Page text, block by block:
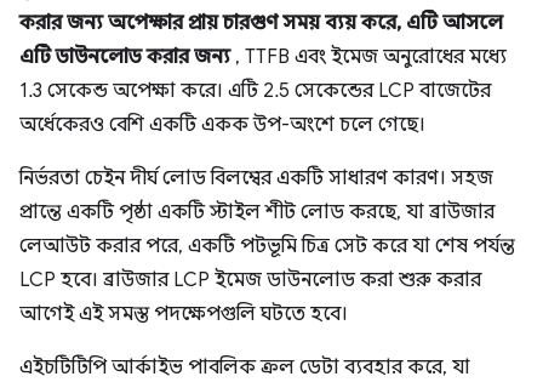
করার জন্য অপেক্ষার প্রায় চারগুণ সময় ব্যয় করে, এটি আসলে
এটি ডাউনলোড করার জন্য, TTFB এবং ইমেজ অনুরোধের মধ্যে
1.3 সেকেন্ড অপেক্ষা করে। এটি 2.5 সেকেন্ডের LCP বাজেটের
অর্ধেকেরও বেশি একটি একক উপ-অংশে চলে গেছে।
নির্ভরতা চেইন দীর্ঘ লোড বিলম্বের একটি সাধারণ কারণ। সহজ
প্রান্তে একটি পৃষ্ঠা একটি স্টাইল শীট লোড করছে, যা ব্রাউজার
লেআউট করার পরে, একটি পটভূমি চিত্র সেট করে যা শেষ পর্যন্ত
LCP হবে। ব্রাউজার LCP ইমেজ ডাউনলোড করা শুরু করার
আগেই এই সমস্ত পদক্ষেপগুলি ঘটতে হবে।
এইচটিটিপি আর্কাইভ পাবলিক ক্রল ডেটা ব্যবহার করে, যা